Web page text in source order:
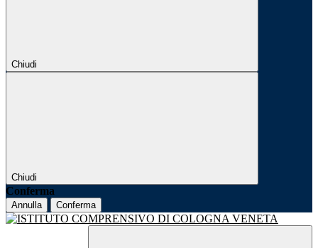
Chiudi
Chiudi
Conferma
Annulla Conferma